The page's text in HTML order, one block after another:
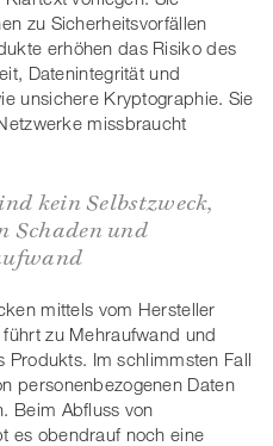
zu Sicherheitsvorfällen
erhöhen das Risiko des
Datenintegrität und
unsichere Kryptographie. Sie
missbraucht
kein Selbstzweck,
Schaden und
mittels vom Hersteller
zu Mehraufwand und
Produkts. Im schlimmsten Fall
personenbezogenen Daten
Beim Abfluss von
es obendrauf noch eine